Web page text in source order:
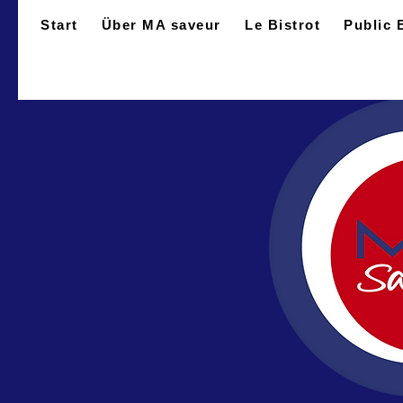
Start Über MA saveur Le Bistrot Public